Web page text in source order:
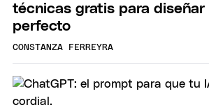
técnicas gratis para diseñar
perfecto
CONSTANZA FERREYRA